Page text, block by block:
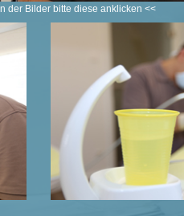
der Bilder bitte diese anklicken <<